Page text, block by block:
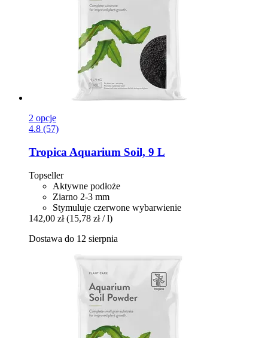
2 opcje
4.8 (57)
Tropica Aquarium Soil, 9 L
Topseller
Aktywne podłoże
Ziarno 2-3 mm
Stymuluje czerwone wybarwienie
142,00 zł (15,78 zł / l)
Dostawa do 12 sierpnia